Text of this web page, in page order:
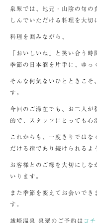
泉翠では、地元・山陰の旬の
しんでいただける料理を大切
料理を囲みながら、
「おいしいね」と笑い合う時
季節の日本酒を片手に、ゆっ
そんな何気ないひとときこそ
す。
今回のご滞在でも、お二人が
的で、スタッフにとっても心
これからも、一度きりでは
だける宿であり続けられるよ
お客様とのご縁を大切にしな
いります。
また季節を変えてお会いでき
す。
城崎温泉 泉翠のご予約は コ